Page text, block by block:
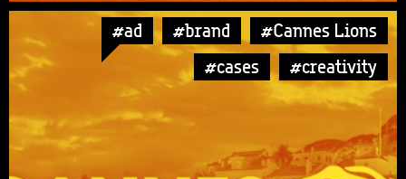
#ad #brand
#Cannes Lions
#cases
#creativity